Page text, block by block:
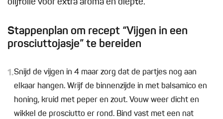
olijfolie voor extra aroma en diepte.
Stappenplan om recept “Vijgen in een
prosciuttojasje” te bereiden
1.Snijd de vijgen in 4 maar zorg dat de partjes nog aan
elkaar hangen. Wrijf de binnenzijde in met balsamico en
honing, kruid met peper en zout. Vouw weer dicht en
wikkel de prosciutto er rond. Bind vast met een nat